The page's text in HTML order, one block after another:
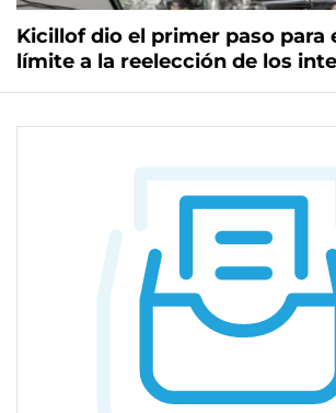
Kicillof dio el primer paso para
límite a la reelección de los